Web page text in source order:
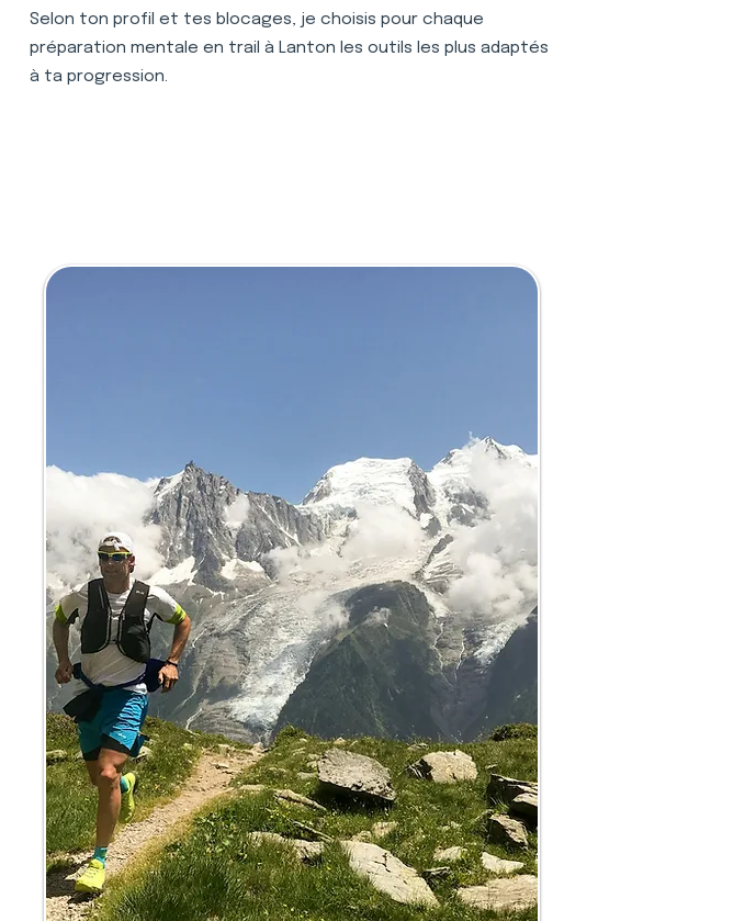
Selon ton profil et tes blocages, je choisis pour chaque
préparation mentale en trail à Lanton les outils les plus adaptés
à ta progression.